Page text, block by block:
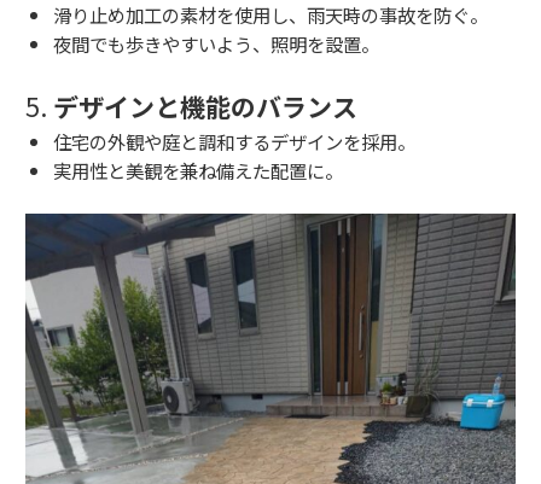
滑り止め加工の素材を使用し、雨天時の事故を防ぐ。
夜間でも歩きやすいよう、照明を設置。
5. デザインと機能のバランス
住宅の外観や庭と調和するデザインを採用。
実用性と美観を兼ね備えた配置に。